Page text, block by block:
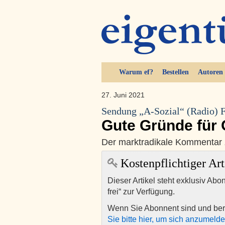
Warum ef? Bestellen Autoren
27. Juni 2021
Sendung „A-Sozial“ (Radio)
Gute Gründe für
Der marktradikale
Kostenpflichtiger
Dieser Artikel steht exklusiv
frei“ zur Verfügung.
Wenn Sie Abonnent sind und
Sie bitte hier, um sich